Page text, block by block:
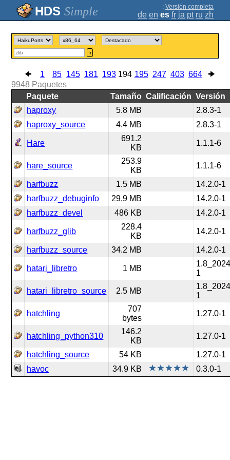
Simple ; Versión completa
de en es fr ja pt ru zh
Ir
1 85 145 181 193 194 195 247 403 664
9948 Paquetes
Paquete
Tamaño Calificación Versión
haproxy
5.8 MB
2.8.3-1
haproxy_source
4.4 MB 2.8.3-1
Hare
691.2
KB
1.1.1-6
hare_source
253.9
KB
1.1.1-6
harfbuzz 1.5 MB
14.2.0-1
harfbuzz_debuginfo
29.9 MB
14.2.0-1
harfbuzz_devel
486 KB 14.2.0-1
harfbuzz_glib
228.4
KB
14.2.0-1
harfbuzz_source 34.2 MB 14.2.0-1
hatari_libretro 1 MB
1
hatari_libretro_source 2.5 MB
1
hatchling
707
bytes
1.27.0-1
hatchling_python310
146.2
KB
1.27.0-1
hatchling_source 54 KB
1.27.0-1
havoc
34.9 KB 0.3.0-1